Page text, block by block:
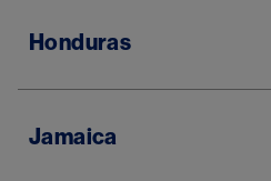
Honduras
Jamaica